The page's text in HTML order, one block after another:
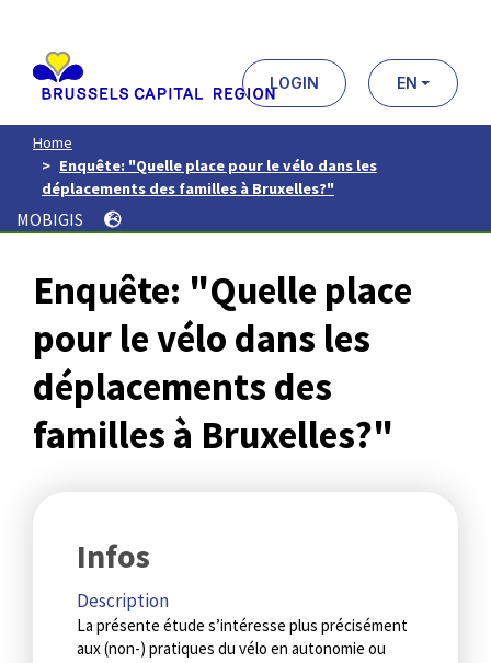
contenu
principal
LOGIN EN
Home
Enquête: "Quelle place pour le vélo dans les
déplacements des familles à Bruxelles?"
MOBIGIS
Enquête: "Quelle place
pour le vélo dans les
déplacements des
familles à Bruxelles?"
Infos
Description
La présente étude s’intéresse plus précisément
aux (non-) pratiques du vélo en autonomie ou